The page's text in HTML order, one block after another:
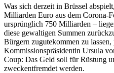
Was sich derzeit in Brüssel
Milliarden Euro aus dem Corona-
ursprünglich 750 Milliarden –
diese gewaltigen Summen
Bürgern zugutekommen zu
Kommissionspräsidentin Ursula
Coup: Das Geld soll für Rüstung
zweckentfremdet werden.